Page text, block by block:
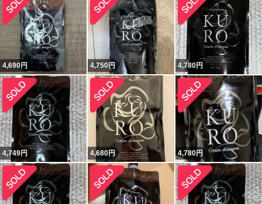
4,690円 4,750円 4,780円
4,749円 4,680円 4,780円